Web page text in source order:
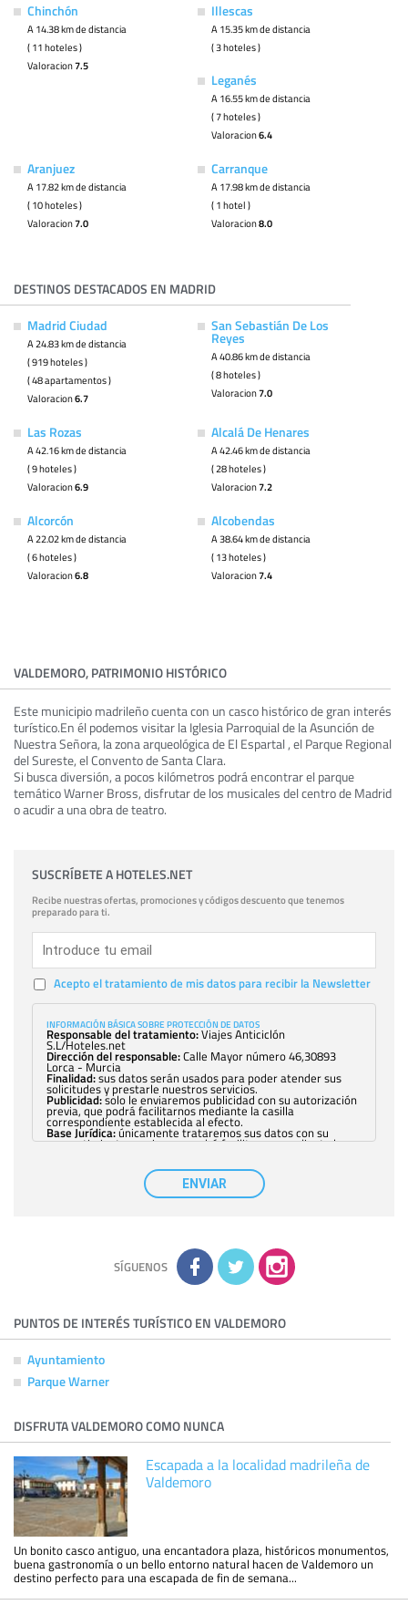
Chinchón
A 14.38 km de distancia
( 11 hoteles )
Valoracion7.5
Illescas
A 15.35 km de distancia
( 3 hoteles )
Leganés
A 16.55 km de distancia
( 7 hoteles )
Valoracion6.4
Aranjuez
A 17.82 km de distancia
( 10 hoteles )
Valoracion7.0
Carranque
A 17.98 km de distancia
( 1 hotel )
Valoracion8.0
DESTINOS DESTACADOS EN MADRID
Madrid Ciudad
A 24.83 km de distancia
( 919 hoteles )
( 48 apartamentos )
Valoracion6.7
San Sebastián De Los
Reyes
A 40.86 km de distancia
( 8 hoteles )
Valoracion7.0
Las Rozas
A 42.16 km de distancia
( 9 hoteles )
Valoracion6.9
Alcalá De Henares
A 42.46 km de distancia
( 28 hoteles )
Valoracion7.2
Alcorcón
A 22.02 km de distancia
( 6 hoteles )
Valoracion6.8
Alcobendas
A 38.64 km de distancia
( 13 hoteles )
Valoracion7.4
VALDEMORO, PATRIMONIO HISTÓRICO
Este municipio madrileño cuenta con un casco histórico de gran interés
turístico.En él podemos visitar la Iglesia Parroquial de la Asunción de
Nuestra Señora, la zona arqueológica de El Espartal , el Parque Regional
del Sureste, el Convento de Santa Clara.
Si busca diversión, a pocos kilómetros podrá encontrar el parque
temático Warner Bross, disfrutar de los musicales del centro de Madrid
o acudir a una obra de teatro.
SUSCRÍBETE A HOTELES.NET
Recibe nuestras ofertas, promociones y códigos descuento que tenemos
preparado para ti.
Acepto el tratamiento de mis datos para recibir la Newsletter
INFORMACIÓN BÁSICA SOBRE PROTECCIÓN DE DATOS
Responsable del tratamiento:Viajes Anticiclón
S.L/Hoteles.net
Dirección del responsable:Calle Mayor número 46,30893
Lorca - Murcia
Finalidad:sus datos serán usados para poder atender sus
solicitudes y prestarle nuestros servicios.
Publicidad:solo le enviaremos publicidad con su autorización
previa, que podrá facilitarnos mediante la casilla
correspondiente establecida al efecto.
Base Jurídica:únicamente trataremos sus datos con su
consentimiento previo, que podrá facilitarnos mediante la
con carácter general, sólo el personal de
nuestra entidad que esté debidamente autorizado podrá
tener conocimiento de la información que le pedimos. No se
comunicarán datos a terceros.
adicional y detallada sobre cómo tratamos sus datos en la
política de privacidad
ENVIAR
SÍGUENOS
PUNTOS DE INTERÉS TURÍSTICO EN VALDEMORO
Ayuntamiento
Parque Warner
DISFRUTA VALDEMORO COMO NUNCA
Escapada a la localidad madrileña de
Valdemoro
Un bonito casco antiguo, una encantadora plaza, históricos monumentos,
buena gastronomía o un bello entorno natural hacen de Valdemoro un
destino perfecto para una escapada de fin de semana...